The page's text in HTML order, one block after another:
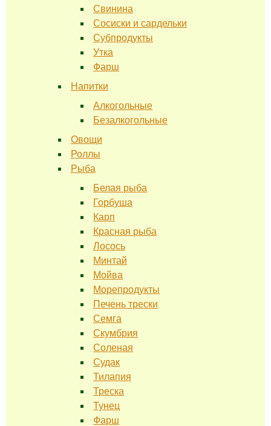
Свинина
Сосиски и сардельки
Субпродукты
Утка
Фарш
Напитки
Алкогольные
Безалкогольные
Овощи
Роллы
Рыба
Белая рыба
Горбуша
Карп
Красная рыба
Лосось
Минтай
Мойва
Морепродукты
Печень трески
Семга
Скумбрия
Соленая
Судак
Тилапия
Треска
Тунец
Фарш